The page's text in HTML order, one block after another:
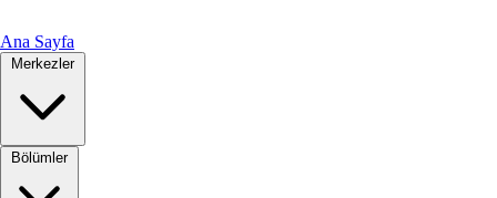
Ana Sayfa
Merkezler
Bölümler